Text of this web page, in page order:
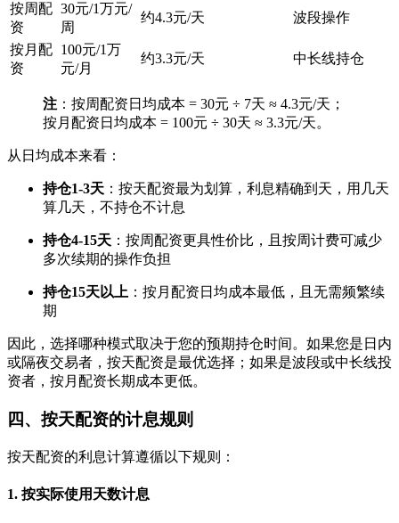
按周配
资
30元/1万元/
周
约4.3元/天 波段操作
按月配
资
100元/1万
元/月
约3.3元/天 中长线持仓
注 ：按周配资日均成本 = 30元 ÷ 7天 ≈ 4.3元/天；
按月配资日均成本 = 100元 ÷ 30天 ≈ 3.3元/天。
从日均成本来看：
持仓1-3天 ：按天配资最为划算，利息精确到天，用几天
算几天，不持仓不计息
持仓4-15天 ：按周配资更具性价比，且按周计费可减少
多次续期的操作负担
持仓15天以上 ：按月配资日均成本最低，且无需频繁续
期
因此，选择哪种模式取决于您的预期持仓时间。如果您是日内
或隔夜交易者，按天配资是最优选择；如果是波段或中长线投
资者，按月配资长期成本更低。
四、按天配资的计息规则
按天配资的利息计算遵循以下规则：
1. 按实际使用天数计息